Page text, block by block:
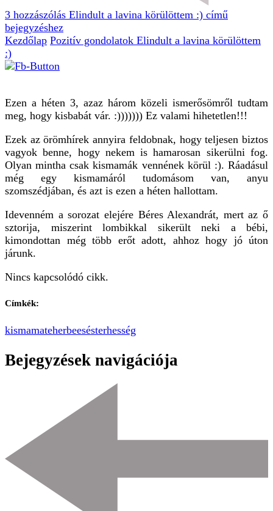
3 hozzászólás Elindult a lavina körülöttem :) című
bejegyzéshez
Kezdőlap Pozitív gondolatok Elindult a lavina körülöttem
:)
Ezen a héten 3, azaz három közeli ismerősömről tudtam
meg, hogy kisbabát vár. :))))))) Ez valami hihetetlen!!!
Ezek az örömhírek annyira feldobnak, hogy teljesen biztos
vagyok benne, hogy nekem is hamarosan sikerülni fog.
Olyan mintha csak kismamák vennének körül :). Ráadásul
még egy kismamáról tudomásom van, anyu
szomszédjában, és azt is ezen a héten hallottam.
Idevenném a sorozat elejére Béres Alexandrát, mert az ő
sztorija, miszerint lombikkal sikerült neki a bébi,
kimondottan még több erőt adott, ahhoz hogy jó úton
járunk.
Nincs kapcsolódó cikk.
Címkék:
kismamateherbeesésterhesség
Bejegyzések navigációja